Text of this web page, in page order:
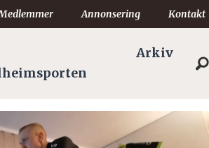
Annonsering Kontakt
Arkiv